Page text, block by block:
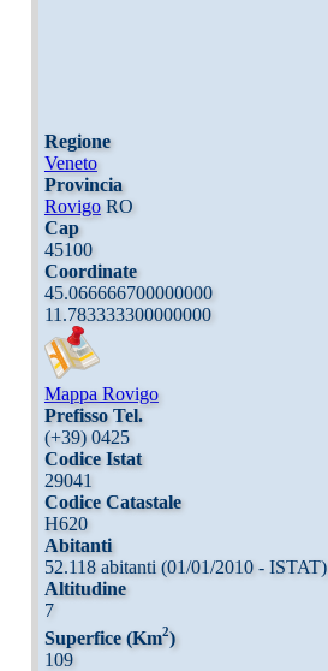
Regione
Veneto
Provincia
RovigoRO
Cap
45100
Coordinate
45.066666700000000
11.783333300000000
Mappa Rovigo
Prefisso Tel.
(+39) 0425
Codice Istat
29041
Codice Catastale
H620
Abitanti
52.118 abitanti (01/01/2010 - ISTAT)
Altitudine
7
Superfice (Km2)
109